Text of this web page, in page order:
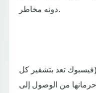
دونه مخاطر.
تعد بتشفير كل
من الوصول إلى